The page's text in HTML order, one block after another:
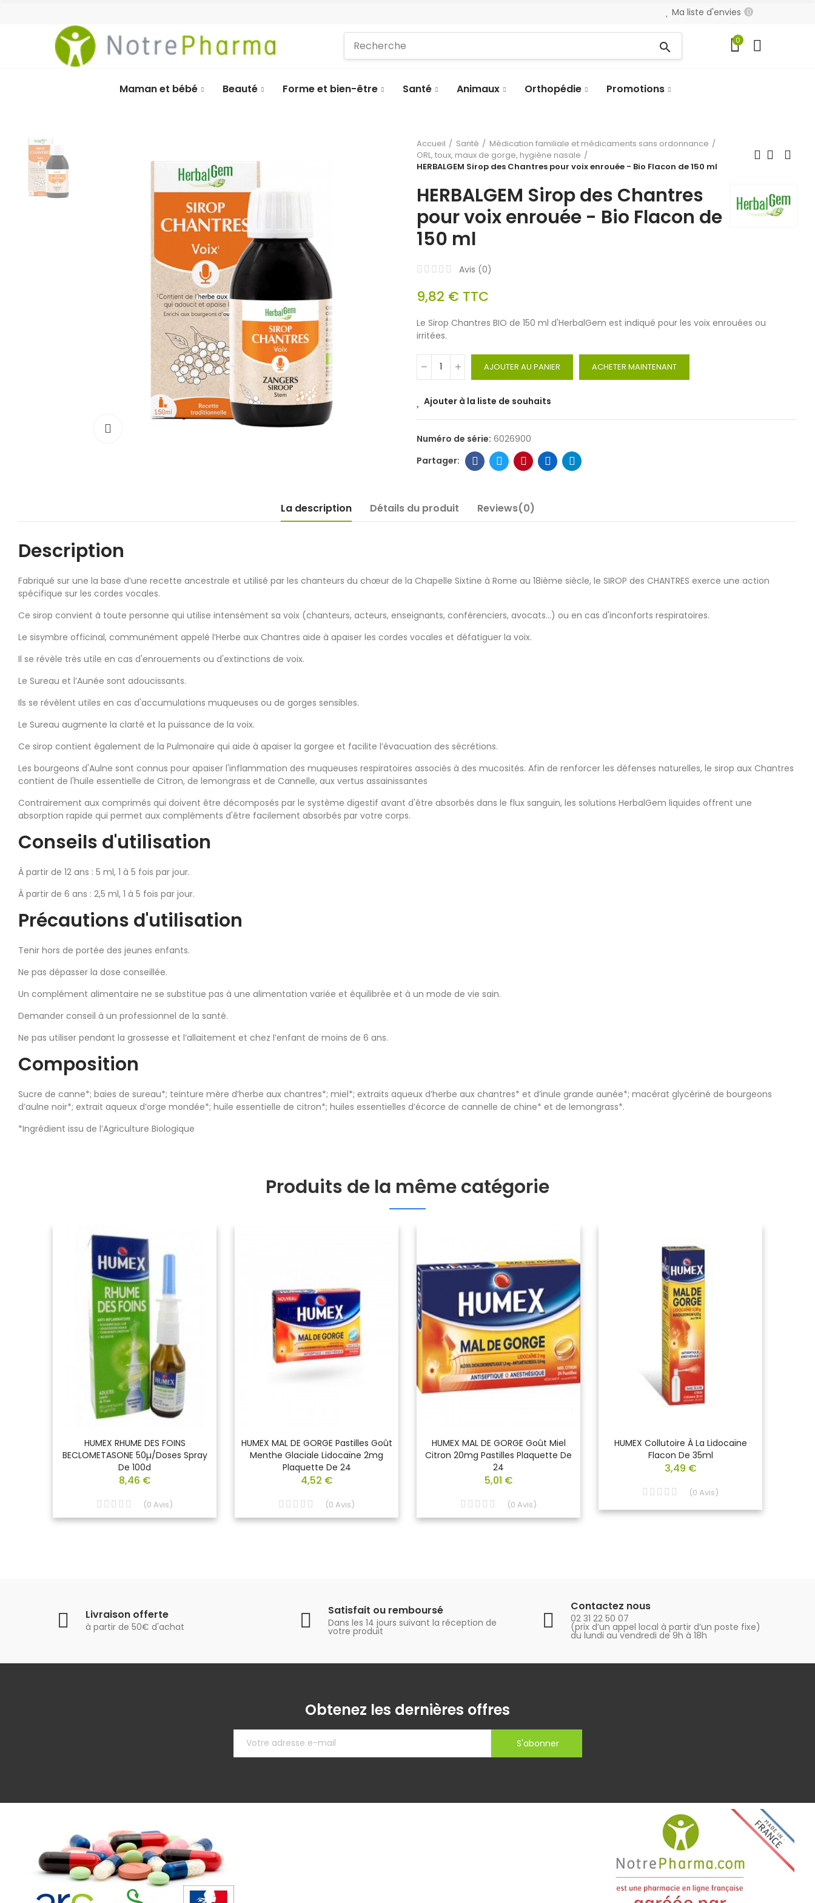
Ma liste d'envies 0
search 0
Maman et bébé Beauté Forme et bien-être Santé Animaux Orthopédie Promotions
Accueil Santé
Médication familiale et médicaments sans ordonnance
ORL, toux, maux de gorge, hygiène nasale
HERBALGEM Sirop des Chantres pour voix enrouée - Bio Flacon de 150 ml
HERBALGEM Sirop des Chantres
pour voix enrouée - Bio Flacon de
150 ml
Avis (0)
9,82 € TTC
Le Sirop Chantres BIO de 150 ml d'HerbalGem est indiqué pour les voix enrouées ou
irritées.
AJOUTER AU PANIER ACHETER MAINTENANT
Ajouter à la liste de souhaits
Numéro de série: 6026900
La description Détails du produit Reviews(0)
Description
Fabriqué sur une la base d’une recette ancestrale et utilisé par les chanteurs du chœur de la Chapelle Sixtine à Rome au 18ième siècle, le SIROP des CHANTRES exerce une action
spécifique sur les cordes vocales.
Ce sirop convient à toute personne qui utilise intensément sa voix (chanteurs, acteurs, enseignants, conférenciers, avocats…) ou en cas d'inconforts respiratoires.
Le sisymbre officinal, communément appelé l’Herbe aux Chantres aide à apaiser les cordes vocales et défatiguer la voix.
Il se révèle très utile en cas d'enrouements ou d'extinctions de voix.
Le Sureau et l’Aunée sont adoucissants.
Ils se révèlent utiles en cas d'accumulations muqueuses ou de gorges sensibles.
Le Sureau augmente la clarté et la puissance de la voix.
Ce sirop contient également de la Pulmonaire qui aide à apaiser la gorgee et facilite l’évacuation des sécrétions.
Les bourgeons d'Aulne sont connus pour apaiser l'inflammation des muqueuses respiratoires associés à des mucosités. Afin de renforcer les défenses naturelles, le sirop aux Chantres
contient de l'huile essentielle de Citron, de lemongrass et de Cannelle, aux vertus assainissantes
Contrairement aux comprimés qui doivent être décomposés par le système digestif avant d'être absorbés dans le flux sanguin, les solutions HerbalGem liquides offrent une
absorption rapide qui permet aux compléments d'être facilement absorbés par votre corps.
Conseils d'utilisation
À partir de 12 ans : 5 ml, 1 à 5 fois par jour.
À partir de 6 ans : 2,5 ml, 1 à 5 fois par jour.
Précautions d'utilisation
Tenir hors de portée des jeunes enfants.
Ne pas dépasser la dose conseillée.
Un complément alimentaire ne se substitue pas à une alimentation variée et équilibrée et à un mode de vie sain.
Demander conseil à un professionnel de la santé.
Ne pas utiliser pendant la grossesse et l’allaitement et chez l’enfant de moins de 6 ans.
Composition
Sucre de canne*; baies de sureau*; teinture mère d’herbe aux chantres*; miel*; extraits aqueux d’herbe aux chantres* et d’inule grande aunée*; macérat glycériné de bourgeons
d’aulne noir*; extrait aqueux d’orge mondée*; huile essentielle de citron*; huiles essentielles d’écorce de cannelle de chine* et de lemongrass*.
*Ingrédient issu de l’Agriculture Biologique
Produits de la même catégorie
HUMEX RHUME DES FOINS
BECLOMETASONE 50µ/doses Spray
De 100d
8,46 €
(0 Avis)
HUMEX MAL DE GORGE Pastilles Goût
Menthe Glaciale Lidocaïne 2mg
Plaquette De 24
4,52 €
(0 Avis)
HUMEX MAL DE GORGE Goût Miel
Citron 20mg Pastilles Plaquette De
24
5,01 €
(0 Avis)
HUMEX Collutoire À La Lidocaïne
Flacon De 35ml
3,49 €
(0 Avis)
Livraison offerte
à partir de 50€ d'achat
Satisfait ou remboursé
Dans les 14 jours suivant la réception de
votre produit
Contactez nous
02 31 22 50 07
(prix d’un appel local à partir d’un poste fixe)
du lundi au vendredi de 9h à 18h
Obtenez les dernières offres
S'abonner